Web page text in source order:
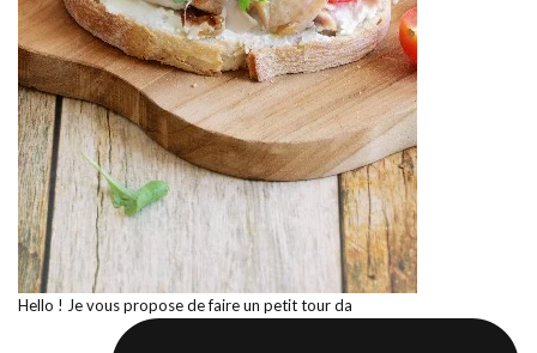
Hello ! Je vous propose de faire un petit tour da